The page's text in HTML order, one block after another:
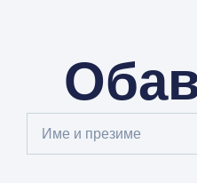
Full